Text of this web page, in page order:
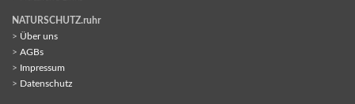
NATURSCHUTZ.ruhr
> Über uns
> AGBs
> Impressum
> Datenschutz